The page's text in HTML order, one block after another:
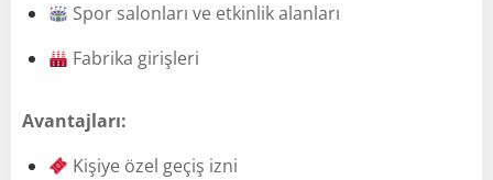
Spor salonları ve etkinlik alanları
Fabrika girişleri
Avantajları:
Kişiye özel geçiş izni